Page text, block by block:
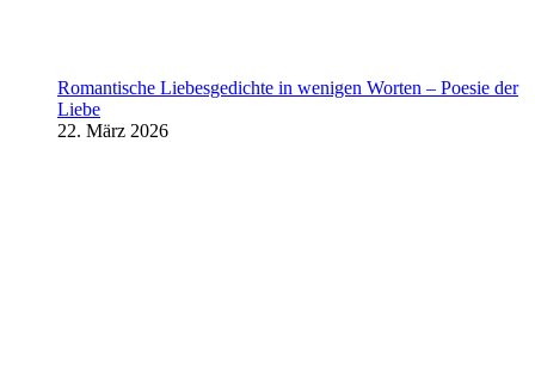
Romantische Liebesgedichte in wenigen Worten – Poesie der
Liebe
22. März 2026